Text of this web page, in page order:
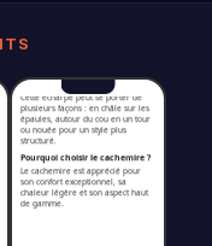
L’élégance du cachemire en
version légère
Cette écharpe en voile de
cachemire Eric Bompard incarne le
luxe discret. Fine, douce et
aérienne, elle enveloppe le cou et
les épaules avec une sensation de
confort incomparable.
Comment porter une écharpe
en voile de cachemire ?
Cette écharpe peut se porter de